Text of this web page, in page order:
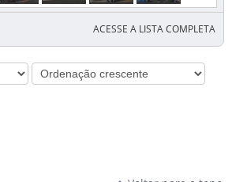
ACESSE A LISTA COMPLETA